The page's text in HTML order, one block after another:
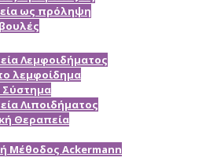
ως πρόληψη
Λεμφοιδήματος
το λεμφοίδημα
Σύστημα
Λιποιδήματος
Θεραπεία
Μέθοδος Ackermann